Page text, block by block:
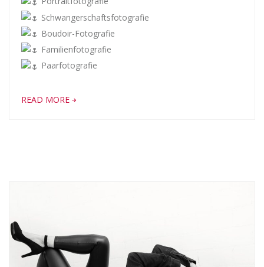
Schwangerschaftsfotografie
Boudoir-Fotografie
Familienfotografie
Paarfotografie
READ MORE